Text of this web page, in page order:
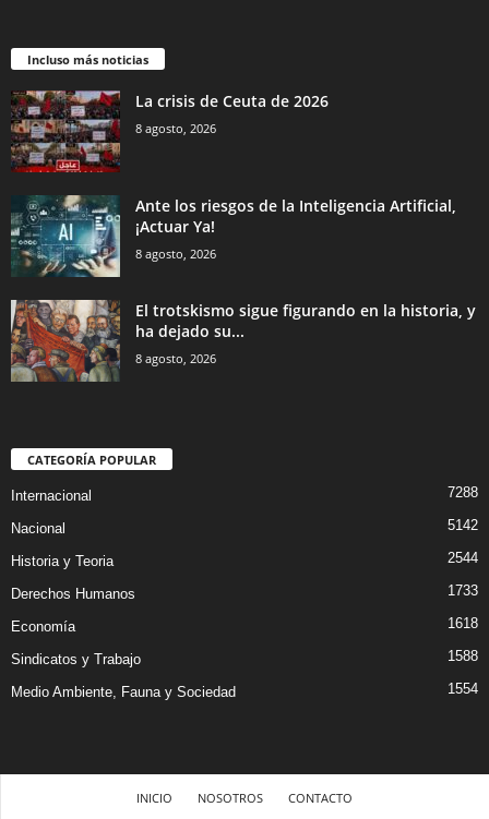
Incluso más noticias
La crisis de Ceuta de 2026
8 agosto, 2026
Ante los riesgos de la Inteligencia Artificial,
¡Actuar Ya!
8 agosto, 2026
El trotskismo sigue figurando en la historia, y
ha dejado su...
8 agosto, 2026
CATEGORÍA POPULAR
Internacional 7288
Nacional 5142
Historia y Teoria 2544
Derechos Humanos 1733
Economía 1618
Sindicatos y Trabajo 1588
Medio Ambiente, Fauna y Sociedad 1554
INICIO NOSOTROS CONTACTO